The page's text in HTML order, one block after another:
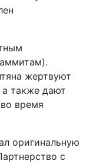
жертвуют
а также дают
время
оригинальную
с